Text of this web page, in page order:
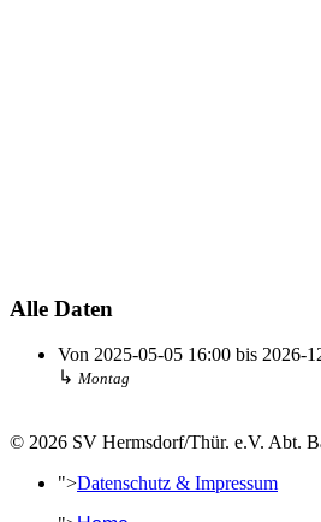
Alle Daten
Von 2025-05-05 16:00 bis 2026-
↳ Montag
© 2026 SV Hermsdorf/Thür. e.V. Abt.
">Datenschutz & Impressum